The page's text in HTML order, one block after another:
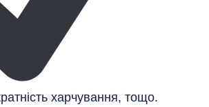
харчування, тощо.